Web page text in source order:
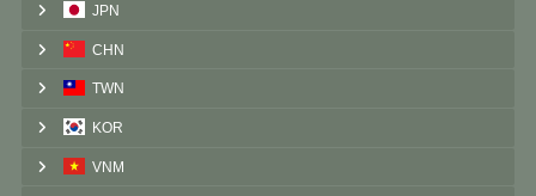
JPN
CHN
TWN
KOR
VNM